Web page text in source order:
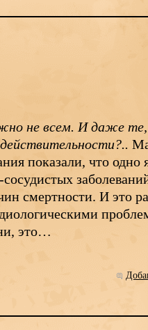
не всем. И даже те,
показали, что одно
смертности. И это
это…